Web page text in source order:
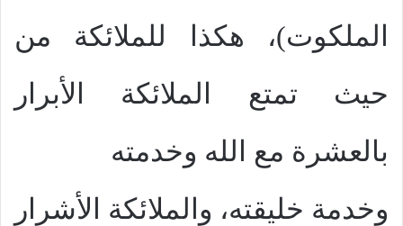
الملكوت)، هكذا للملائكة من
حيث تمتع الملائكة الأبرار
بالعشرة مع الله وخدمته
وخدمة خليقته، والملائكة الأشرار